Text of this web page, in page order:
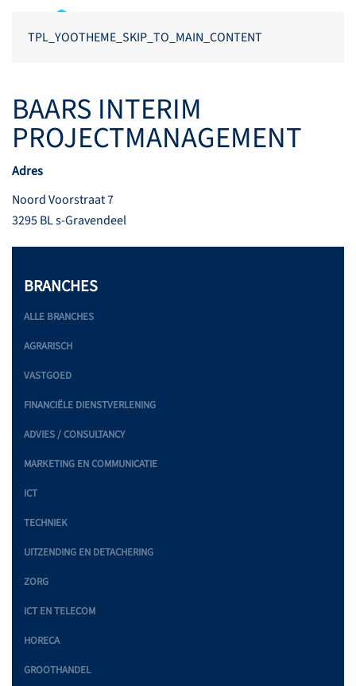
TPL_YOOTHEME_SKIP_TO_MAIN_CONTENT
BAARS INTERIM
PROJECTMANAGEMENT
Adres
Noord Voorstraat 7
3295 BL s-Gravendeel
BRANCHES
ALLE BRANCHES
AGRARISCH
VASTGOED
FINANCIËLE DIENSTVERLENING
ADVIES / CONSULTANCY
MARKETING EN COMMUNICATIE
ICT
TECHNIEK
UITZENDING EN DETACHERING
ZORG
ICT EN TELECOM
HORECA
GROOTHANDEL